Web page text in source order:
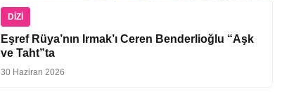
DIZI
Eşref Rüya’nın Irmak’ı Ceren Benderlioğlu “Aşk
ve Taht”ta
30 Haziran 2026